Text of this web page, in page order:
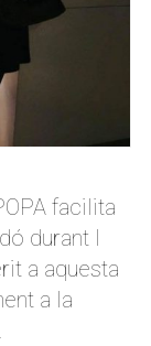
facilita
durant l
a aquesta
a la